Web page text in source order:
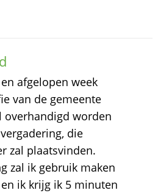
afgelopen week
van de gemeente
overhandigd worden
die
zal plaatsvinden.
zal ik gebruik maken
ik krijg ik 5 minuten